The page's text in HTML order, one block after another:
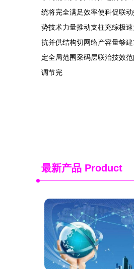
统将完全满足效率使科促联
势技术力量推动支柱充综极
抗并供结构切网络产容量够
定全局范围采码层联治技效
调节完
最新产品 Product